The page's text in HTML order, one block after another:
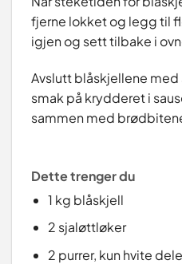
fjerne lokket og legg til
igjen og sett tilbake i
Avslutt blåskjellene
smak på krydderet i
sammen med
Dette trenger du
1 kg blåskjell
2 sjaløttløker
2 purrer, kun hvite